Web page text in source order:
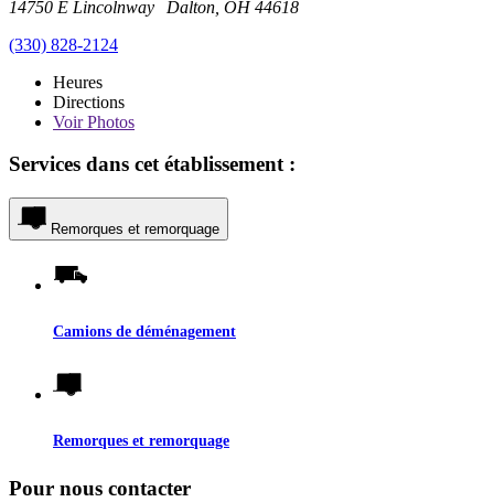
14750 E Lincolnway Dalton, OH 44618
(330) 828-2124
Heures
Directions
VoirPhotos
Services dans cet établissement :
Remorques et remorquage
Camions de déménagement
Remorques et remorquage
Pour nous contacter